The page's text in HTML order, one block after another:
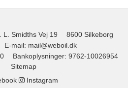
L. Smidths Vej 19
8600 Silkeborg
E-mail: mail@weboil.dk
Bankoplysninger: 9762-10026954
Sitemap
Instagram